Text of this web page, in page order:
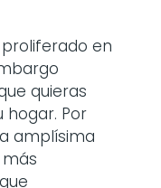
en
quieras
Por
amplísima